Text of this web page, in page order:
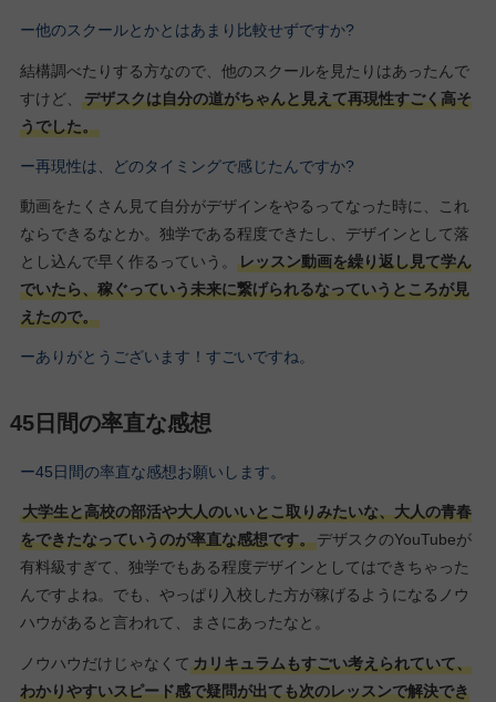
ー他のスクールとかとはあまり比較せずですか?
結構調べたりする方なので、他のスクールを見たりはあったんで
すけど、
デザスクは自分の道がちゃんと見えて再現性すごく高そ
うでした。
ー再現性は、どのタイミングで感じたんですか?
動画をたくさん見て自分がデザインをやるってなった時に、これ
ならできるなとか。独学である程度できたし、デザインとして落
とし込んで早く作るっていう。
レッスン動画を繰り返し見て学ん
でいたら、稼ぐっていう未来に繋げられるなっていうところが見
えたので。
ーありがとうございます！すごいですね。
45日間の率直な感想
ー45日間の率直な感想お願いします。
大学生と高校の部活や大人のいいとこ取りみたいな、大人の青春
をできたなっていうのが率直な感想です。デザスクのYouTubeが
有料級すぎて、独学でもある程度デザインとしてはできちゃった
んですよね。でも、やっぱり入校した方が稼げるようになるノウ
ハウがあると言われて、まさにあったなと。
ノウハウだけじゃなくて カリキュラムもすごい考えられていて、
わかりやすいスピード感で疑問が出ても次のレッスンで解決でき